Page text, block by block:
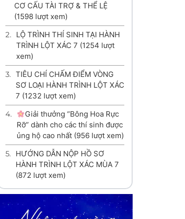
CƠ CẤU TÀI TRỢ & THỂ LỆ
(1598 lượt xem)
2.
LỘ TRÌNH THÍ SINH TẠI HÀNH
TRÌNH LỘT XÁC 7 (1254 lượt
xem)
3. TIÊU CHÍ CHẤM ĐIỂM VÒNG
SƠ LOẠI HÀNH TRÌNH LỘT XÁC
7 (1232 lượt xem)
4.
Giải thưởng “Bông Hoa Rực
Rỡ” dành cho các thí sinh được
ủng hộ cao nhất (956 lượt xem)
5.
HƯỚNG DẪN NỘP HỒ SƠ
HÀNH TRÌNH LỘT XÁC MÙA 7
(872 lượt xem)